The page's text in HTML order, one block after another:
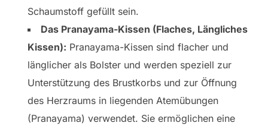
Schaumstoff gefüllt sein.
Das Pranayama-Kissen (Flaches, Längliches
Kissen): Pranayama-Kissen sind flacher und
länglicher als Bolster und werden speziell zur
Unterstützung des Brustkorbs und zur Öffnung
des Herzraums in liegenden Atemübungen
(Pranayama) verwendet. Sie ermöglichen eine